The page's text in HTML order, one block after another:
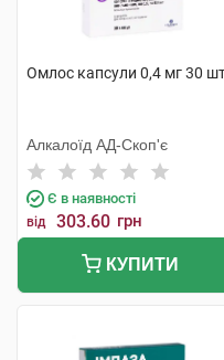
Омлос капсули 0,4 мг 30
Алкалоїд АД-Скоп'є
Є в наявності
від 303.60 грн
КУПИТИ